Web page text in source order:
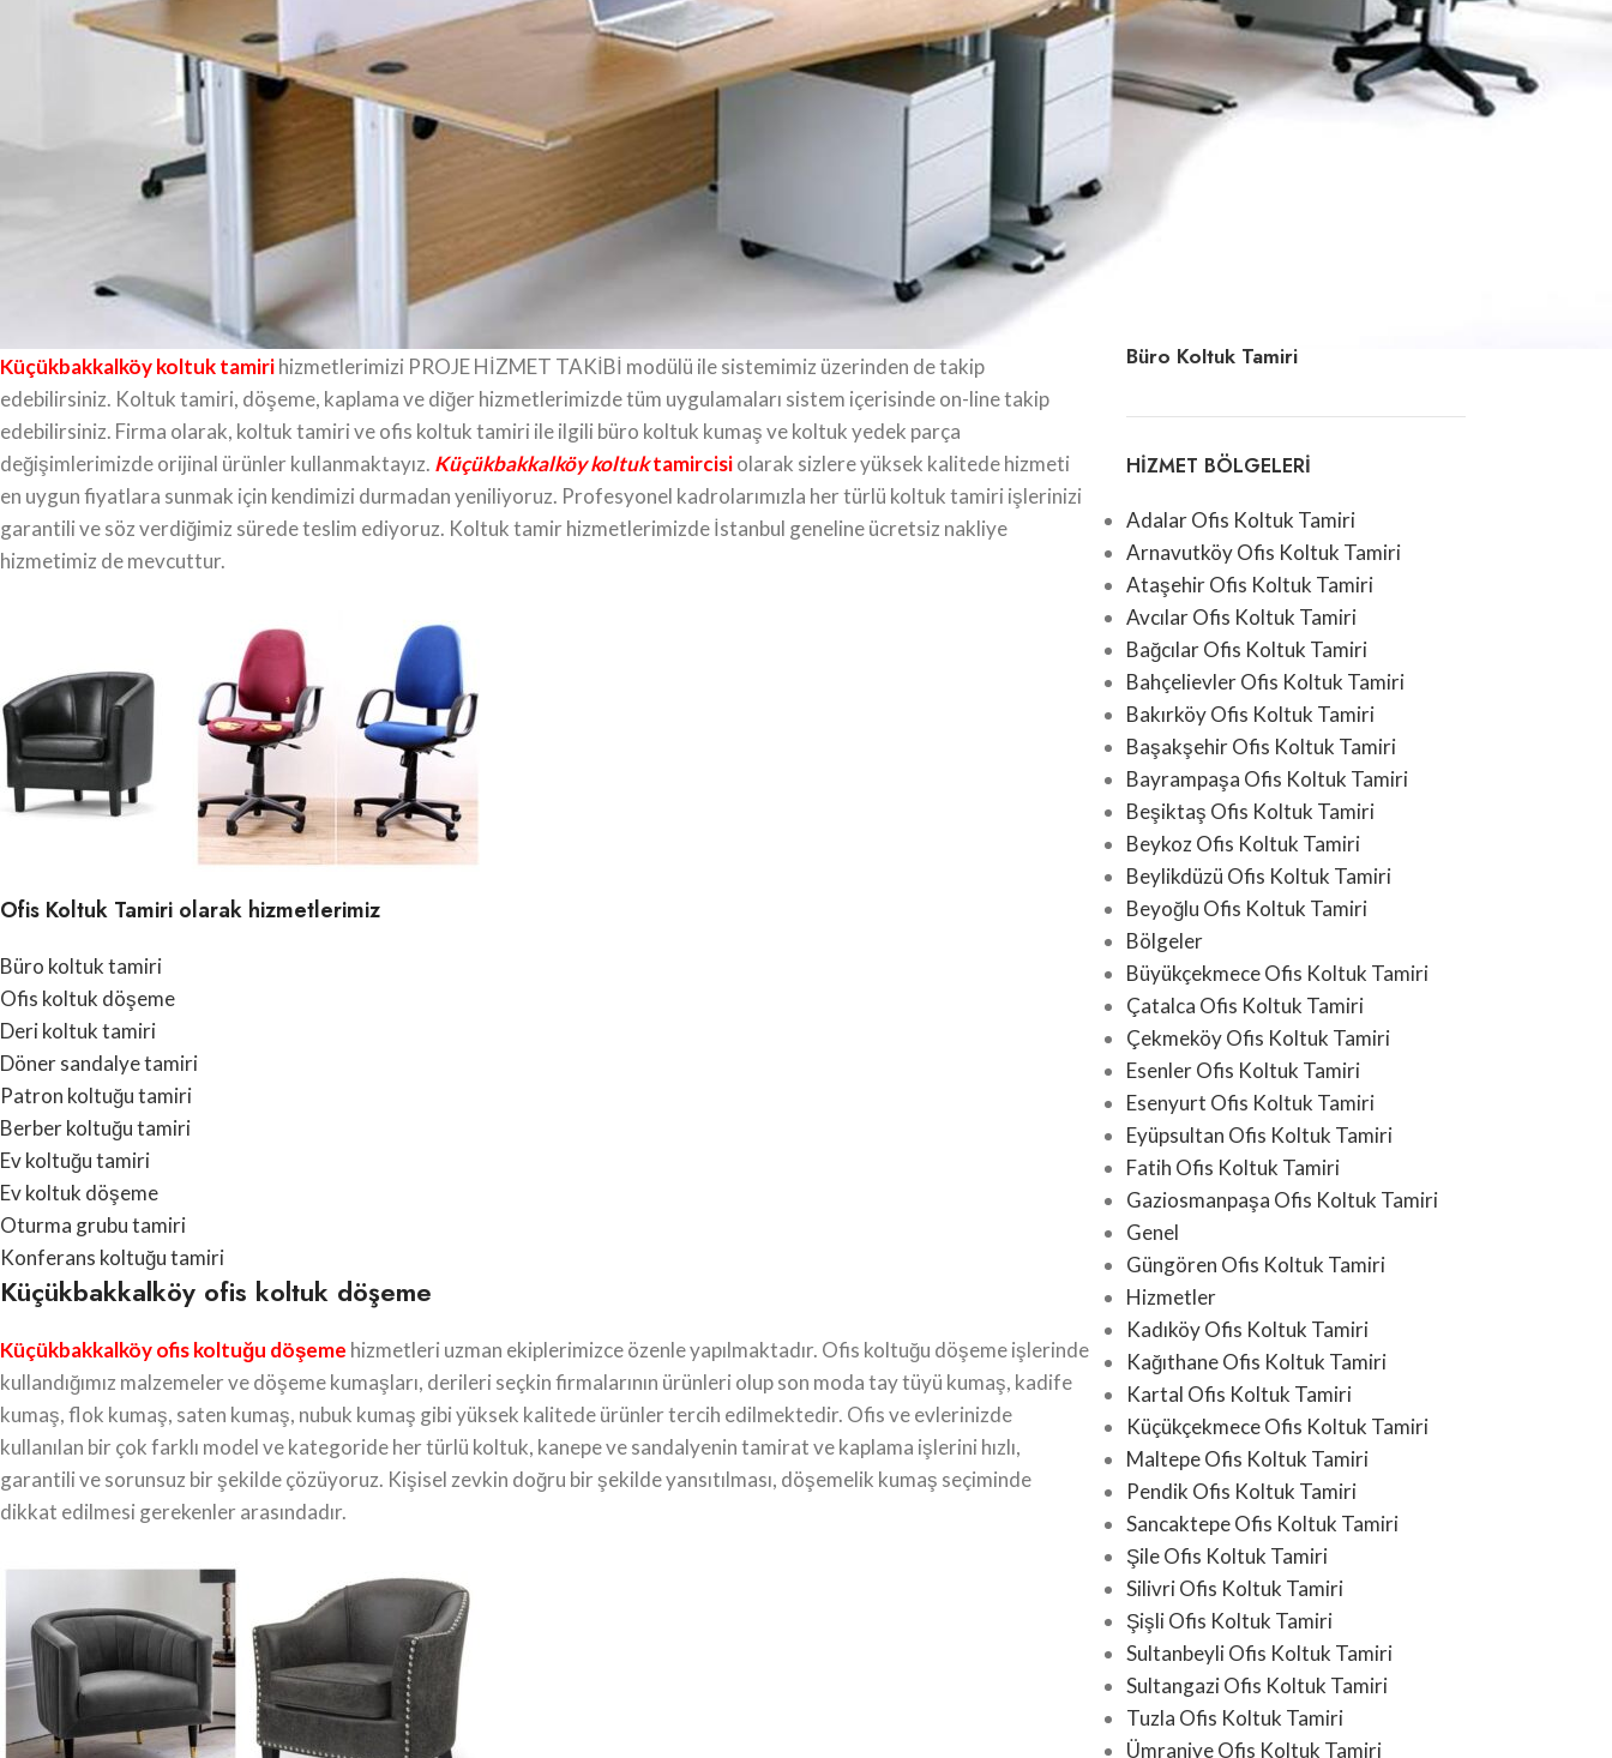
, büronuzda, konutlarınızda kullandığınız ve bakıma ihtiyaç duyan koltuk takımlarınızı yerinizden alıyoruz.
Kumaşlarımızdan beğendiğinizi seçiyorsunuz, değişimini de yaptıktan sonra bulunduğunuz yere teslim ediyoruz. Ofis koltuk
tamirinde kullandığımız ürünler orijinal olup aynı zamanda bir yıl tam garantilidir. Bu sebeple tamir yapılan ürünlerin tümüne
garanti verebiliyoruz. İstanbul’un her bölgesinde ev koltuğu tamiri, ofis koltuğu tamiri, bakım ve onarım işlerinde 25 yıllık
birikim ve tecrübeyle hizmet vermenin gururunu yaşıyoruz. Kurulduğumuz yıldan bu yana ofis koltuğu tamiri işlerinde tüm
beklentilerinize yanıt veriyoruz. Amacımız, sizlere harika bir müşteri deneyimi ve olağanüstü değerlere sahip hizmetler
Küçükbakkalköy koltuk tamiri
Küçükbakkalköy koltuk tamirihizmetlerimizi PROJE HİZMET TAKİBİ modülü ile sistemimiz üzerinden de takip
edebilirsiniz. Koltuk tamiri, döşeme, kaplama ve diğer hizmetlerimizde tüm uygulamaları sistem içerisinde on-line takip
edebilirsiniz. Firma olarak, koltuk tamiri ve ofis koltuk tamiri ile ilgili büro koltuk kumaş ve koltuk yedek parça
değişimlerimizde orijinal ürünler kullanmaktayız. Küçükbakkalköy koltuktamircisiolarak sizlere yüksek kalitede hizmeti
en uygun fiyatlara sunmak için kendimizi durmadan yeniliyoruz. Profesyonel kadrolarımızla her türlü koltuk tamiri işlerinizi
garantili ve söz verdiğimiz sürede teslim ediyoruz. Koltuk tamir hizmetlerimizde İstanbul geneline ücretsiz nakliye
hizmetimiz de mevcuttur.
Ofis Koltuk Tamiri olarak hizmetlerimiz
Büro koltuk tamiri
Ofis koltuk döşeme
Deri koltuk tamiri
Döner sandalye tamiri
Patron koltuğu tamiri
Berber koltuğu tamiri
Ev koltuğu tamiri
Ev koltuk döşeme
Oturma grubu tamiri
Konferans koltuğu tamiri
Küçükbakkalköy ofis koltuk döşeme
Küçükbakkalköy ofis koltuğu döşeme hizmetleri uzman ekiplerimizce özenle yapılmaktadır. Ofis koltuğu döşeme işlerinde
kullandığımız malzemeler ve döşeme kumaşları, derileri seçkin firmalarının ürünleri olup son moda tay tüyü kumaş, kadife
kumaş, flok kumaş, saten kumaş, nubuk kumaş gibi yüksek kalitede ürünler tercih edilmektedir. Ofis ve evlerinizde
kullanılan bir çok farklı model ve kategoride her türlü koltuk, kanepe ve sandalyenin tamirat ve kaplama işlerini hızlı,
garantili ve sorunsuz bir şekilde çözüyoruz. Kişisel zevkin doğru bir şekilde yansıtılması, döşemelik kumaş seçiminde
dikkat edilmesi gerekenler arasındadır.
Ofis Koltuk Döşeme
Deri Koltuk Tamiri
Büro Koltuk Tamiri
HIZMET BÖLGELERI
Adalar Ofis Koltuk Tamiri
Arnavutköy Ofis Koltuk Tamiri
Ataşehir Ofis Koltuk Tamiri
Avcılar Ofis Koltuk Tamiri
Bağcılar Ofis Koltuk Tamiri
Bahçelievler Ofis Koltuk Tamiri
Bakırköy Ofis Koltuk Tamiri
Başakşehir Ofis Koltuk Tamiri
Bayrampaşa Ofis Koltuk Tamiri
Beşiktaş Ofis Koltuk Tamiri
Beykoz Ofis Koltuk Tamiri
Beylikdüzü Ofis Koltuk Tamiri
Beyoğlu Ofis Koltuk Tamiri
Bölgeler
Büyükçekmece Ofis Koltuk Tamiri
Çatalca Ofis Koltuk Tamiri
Çekmeköy Ofis Koltuk Tamiri
Esenler Ofis Koltuk Tamiri
Esenyurt Ofis Koltuk Tamiri
Eyüpsultan Ofis Koltuk Tamiri
Fatih Ofis Koltuk Tamiri
Gaziosmanpaşa Ofis Koltuk Tamiri
Genel
Güngören Ofis Koltuk Tamiri
Hizmetler
Kadıköy Ofis Koltuk Tamiri
Kağıthane Ofis Koltuk Tamiri
Kartal Ofis Koltuk Tamiri
Küçükçekmece Ofis Koltuk Tamiri
Maltepe Ofis Koltuk Tamiri
Pendik Ofis Koltuk Tamiri
Sancaktepe Ofis Koltuk Tamiri
Şile Ofis Koltuk Tamiri
Silivri Ofis Koltuk Tamiri
Şişli Ofis Koltuk Tamiri
Sultanbeyli Ofis Koltuk Tamiri
Sultangazi Ofis Koltuk Tamiri
Tuzla Ofis Koltuk Tamiri
Ümraniye Ofis Koltuk Tamiri